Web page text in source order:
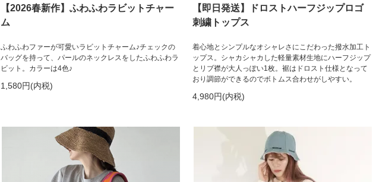
【2026春新作】ふわふわラビットチャー
ム
ふわふわファーが可愛いラビットチャーム♪チェックの
バッグを持って、パールのネックレスをしたふわふわラ
ビット。カラーは4色♪
1,580円(内税)
【即日発送】ドロストハーフジップロゴ
刺繍トップス
着心地とシンプルなオシャレさにこだわった撥水加工ト
ップス。シャカシャカした軽量素材生地にハーフジップ
とリブ襟が大人っぽい1枚。裾はドロスト仕様となって
おり調節ができるのでボトムス合わせがしやすい。
4,980円(内税)